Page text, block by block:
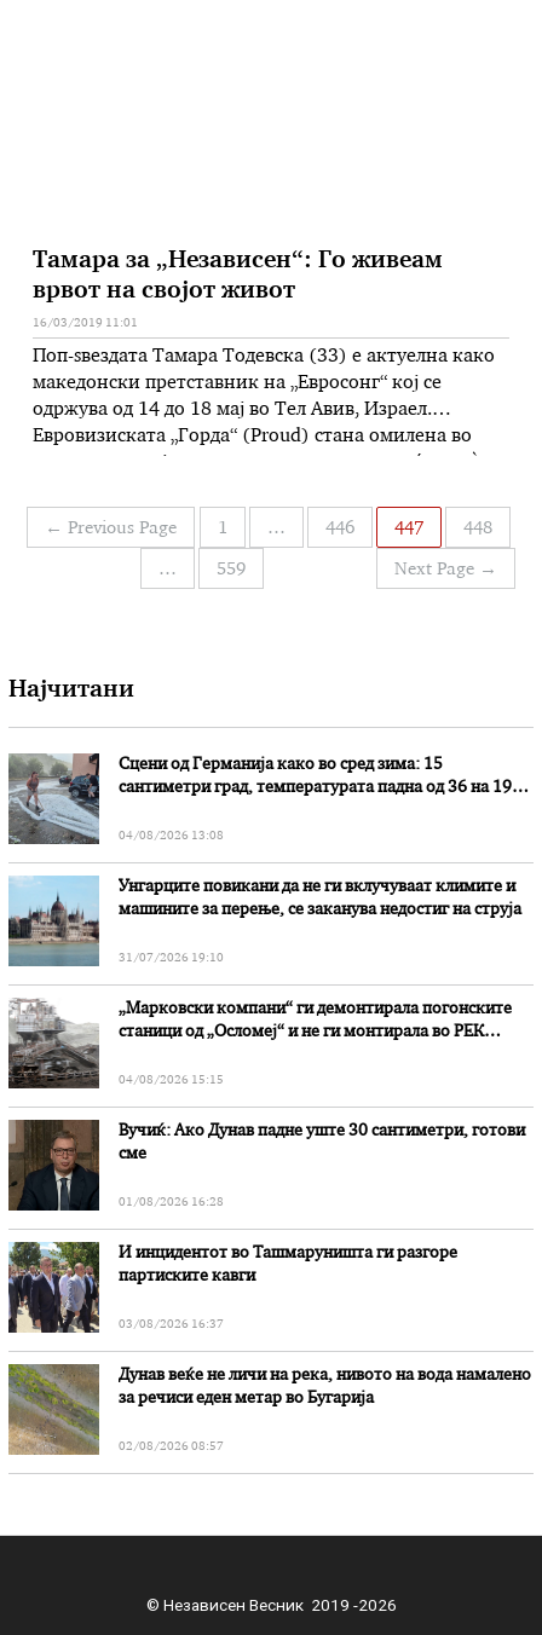
Тамара за „Независен“: Го живеам
врвот на својот живот
16/03/2019 11:01
Поп-ѕвездата Тамара Тодевска (33) е актуелна како
македонски претставник на „Евросонг“ кој се
одржува од 14 до 18 мај во Тел Авив, Израел.
Евровизиската „Горда“ (Proud) стана омилена во
пријателки и соработнички, исто така, собира само
позитивни коментари. …
Навигација
← Previous Page 1 … 446 447 448
… 559 Next Page →
Најчитани
Сцени од Германија како во сред зима: 15
сантиметри град, температурата падна од 36 на 19
04/08/2026 13:08
Унгарците повикани да не ги вклучуваат климите и
машините за перење, се заканува недостиг на струја
31/07/2026 19:10
„Марковски компани“ ги демонтирала погонските
станици од „Осломеј“ и не ги монтирала во РЕК
04/08/2026 15:15
Вучиќ: Ако Дунав падне уште 30 сантиметри, готови
сме
01/08/2026 16:28
И инцидентот во Ташмаруништa ги разгоре
партиските кавги
03/08/2026 16:37
Дунав веќе не личи на река, нивото на вода намалено
за речиси еден метар во Бугарија
02/08/2026 08:57
© Независен Весник 2019 -2026